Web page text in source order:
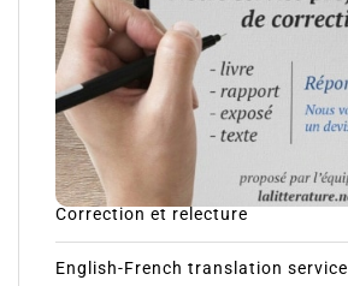
Correction et relecture
English-French translation service